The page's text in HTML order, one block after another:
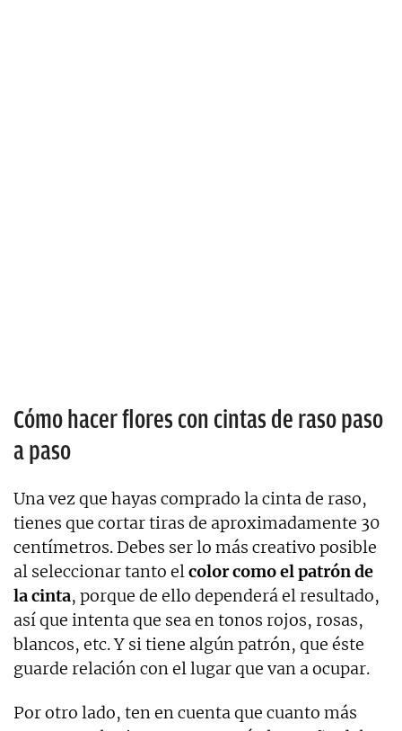
Cómo hacer flores con cintas de raso paso
a paso
Una vez que hayas comprado la cinta de raso,
tienes que cortar tiras de aproximadamente 30
centímetros. Debes ser lo más creativo posible
al seleccionar tanto elcolor como el patrón de
la cinta, porque de ello dependerá el resultado,
así que intenta que sea en tonos rojos, rosas,
blancos, etc. Y si tiene algún patrón, que éste
guarde relación con el lugar que van a ocupar.
Por otro lado, ten en cuenta que cuanto más